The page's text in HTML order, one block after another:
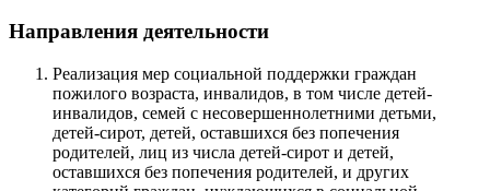
Направления деятельности
Реализация мер социальной поддержки граждан
пожилого возраста, инвалидов, в том числе детей-
инвалидов, семей с несовершеннолетними детьми,
детей-сирот, детей, оставшихся без попечения
родителей, лиц из числа детей-сирот и детей,
оставшихся без попечения родителей, и других